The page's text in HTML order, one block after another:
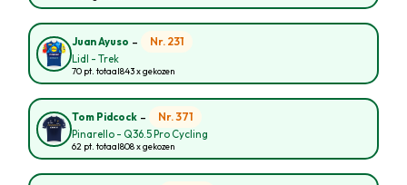
Juan Ayuso - Nr. 231
Lidl - Trek
70 pt. totaal843 x gekozen
Tom Pidcock - Nr. 371
Pinarello - Q36.5 Pro Cycling
62 pt. totaal808 x gekozen